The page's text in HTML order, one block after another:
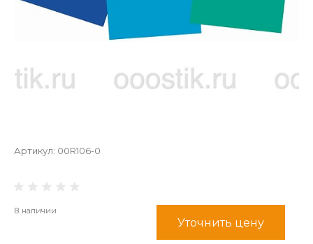
Артикул: 00R106-0
В наличии
Уточнить цену